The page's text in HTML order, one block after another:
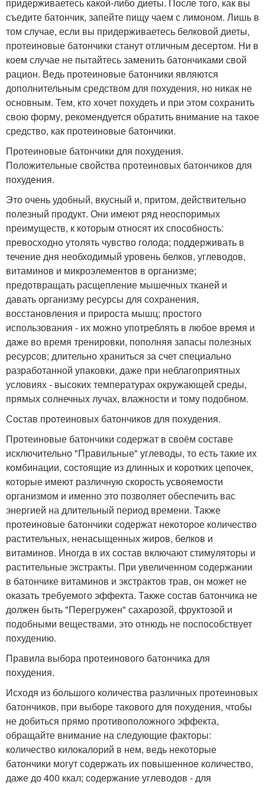
придерживаетесь какой-либо диеты. После того, как вы
съедите батончик, запейте пищу чаем с лимоном. Лишь в
том случае, если вы придерживаетесь белковой диеты,
протеиновые батончики станут отличным десертом. Ни в
коем случае не пытайтесь заменить батончиками свой
рацион. Ведь протеиновые батончики являются
дополнительным средством для похудения, но никак не
основным. Тем, кто хочет похудеть и при этом сохранить
свою форму, рекомендуется обратить внимание на такое
средство, как протеиновые батончики.
Протеиновые батончики для похудения.
Положительные свойства протеиновых батончиков для
похудения.
Это очень удобный, вкусный и, притом, действительно
полезный продукт. Они имеют ряд неоспоримых
преимуществ, к которым относят их способность:
превосходно утолять чувство голода; поддерживать в
течение дня необходимый уровень белков, углеводов,
витаминов и микроэлементов в организме;
предотвращать расщепление мышечных тканей и
давать организму ресурсы для сохранения,
восстановления и прироста мышц; простого
использования - их можно употреблять в любое время и
даже во время тренировки, пополняя запасы полезных
ресурсов; длительно храниться за счет специально
разработанной упаковки, даже при неблагоприятных
условиях - высоких температурах окружающей среды,
прямых солнечных лучах, влажности и тому подобном.
Состав протеиновых батончиков для похудения.
Протеиновые батончики содержат в своём составе
исключительно "Правильные" углеводы, то есть такие их
комбинации, состоящие из длинных и коротких цепочек,
которые имеют различную скорость усвояемости
организмом и именно это позволяет обеспечить вас
энергией на длительный период времени. Также
протеиновые батончики содержат некоторое количество
растительных, ненасыщенных жиров, белков и
витаминов. Иногда в их состав включают стимуляторы и
растительные экстракты. При увеличенном содержании
в батончике витаминов и экстрактов трав, он может не
оказать требуемого эффекта. Также состав батончика не
должен быть "Перегружен" сахарозой, фруктозой и
подобными веществами, это отнюдь не поспособствует
похудению.
Правила выбора протеинового батончика для
похудения.
Исходя из большого количества различных протеиновых
батончиков, при выборе такового для похудения, чтобы
не добиться прямо противоположного эффекта,
обращайте внимание на следующие факторы:
количество килокалорий в нем, ведь некоторые
батончики могут содержать их повышенное количество,
даже до 400 ккал; содержание углеводов - для